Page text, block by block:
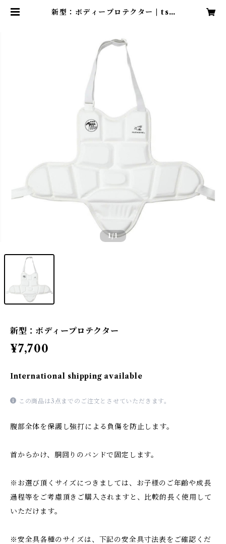
新型：ボディープロテクター | tsu
1/1
新型：ボディープロテクター
¥7,700
International shipping available
この商品は3点までのご注文とさせていただきます。
腹部全体を保護し強打による負傷を防止します。
首からかけ、胴回りのバンドで固定します。
※お選び頂くサイズにつきましては、お子様のご年齢や成長
過程等をご考慮頂きご購入されますと、比較的長く使用して
いただけます。
※安全具各種のサイズは、下記の安全具寸法表をご確認くだ